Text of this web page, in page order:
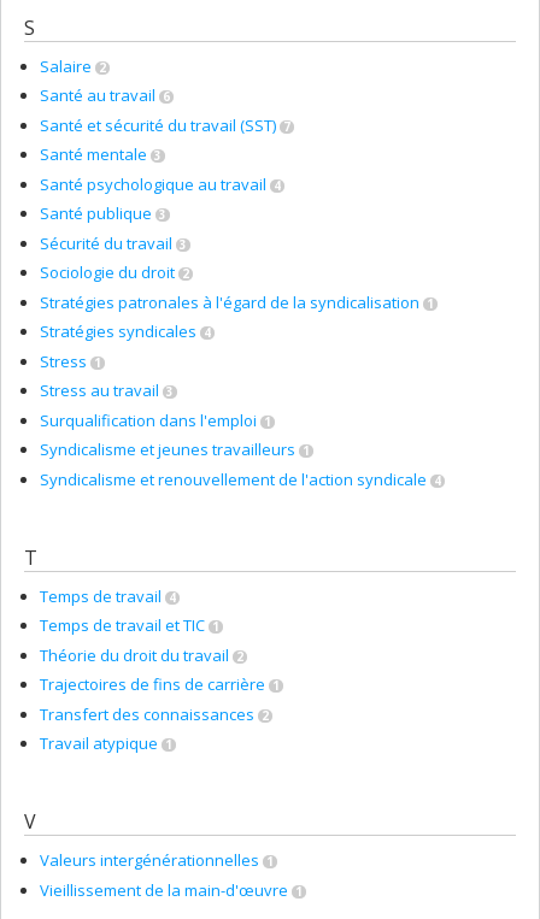
S
Salaire 2
Santé au travail 6
Santé et sécurité du travail (SST) 7
Santé mentale 3
Santé psychologique au travail 4
Santé publique 3
Sécurité du travail 3
Sociologie du droit 2
Stratégies patronales à l'égard de la syndicalisation 1
Stratégies syndicales 4
Stress 1
Stress au travail 3
Surqualification dans l'emploi 1
Syndicalisme et jeunes travailleurs 1
Syndicalisme et renouvellement de l'action syndicale 4
T
Temps de travail 4
Temps de travail et TIC 1
Théorie du droit du travail 2
Trajectoires de fins de carrière 1
Transfert des connaissances 2
Travail atypique 1
V
Valeurs intergénérationnelles 1
Vieillissement de la main-d'œuvre 1